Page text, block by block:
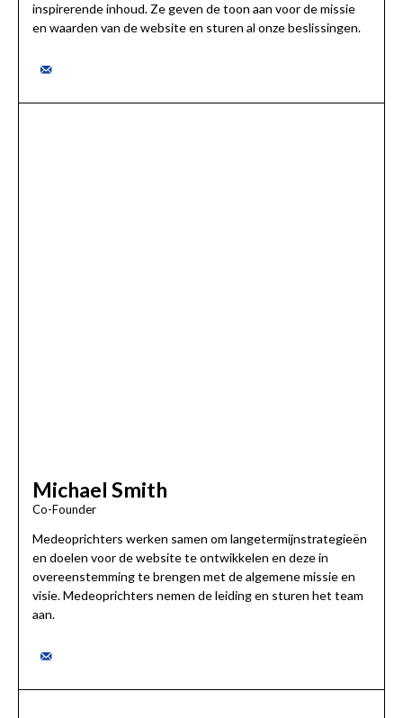
inspirerende inhoud. Ze geven de toon aan voor de missie
en waarden van de website en sturen al onze beslissingen.
Michael Smith
Co-Founder
Medeoprichters werken samen om langetermijnstrategieën
en doelen voor de website te ontwikkelen en deze in
overeenstemming te brengen met de algemene missie en
visie. Medeoprichters nemen de leiding en sturen het team
aan.